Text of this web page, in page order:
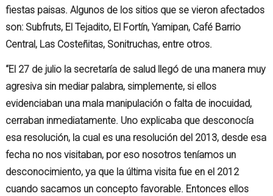
fiestas paisas. Algunos de los sitios que se vieron afectados
son: Subfruts, El Tejadito, El Fortín, Yamipan, Café Barrio
Central, Las Costeñitas, Sonitruchas, entre otros.
“El 27 de julio la secretaría de salud llegó de una manera muy
agresiva sin mediar palabra, simplemente, si ellos
evidenciaban una mala manipulación o falta de inocuidad,
cerraban inmediatamente. Uno explicaba que desconocía
esa resolución, la cual es una resolución del 2013, desde esa
fecha no nos visitaban, por eso nosotros teníamos un
desconocimiento, ya que la última visita fue en el 2012
cuando sacamos un concepto favorable. Entonces ellos